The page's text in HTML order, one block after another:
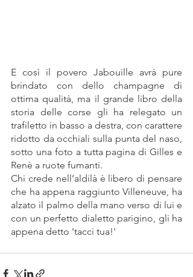
E così il povero Jabouille avrà pure
brindato con dello champagne di
ottima qualità, ma il grande libro della
storia delle corse gli ha relegato un
trafiletto in basso a destra, con carattere
ridotto da occhiali sulla punta del naso,
sotto una foto a tutta pagina di Gilles e
Renè a ruote fumanti.
Chi crede nell’aldilà è libero di pensare
che ha appena raggiunto Villeneuve, ha
alzato il palmo della mano verso di lui e
con un perfetto dialetto parigino, gli ha
appena detto ‘tacci tua!'